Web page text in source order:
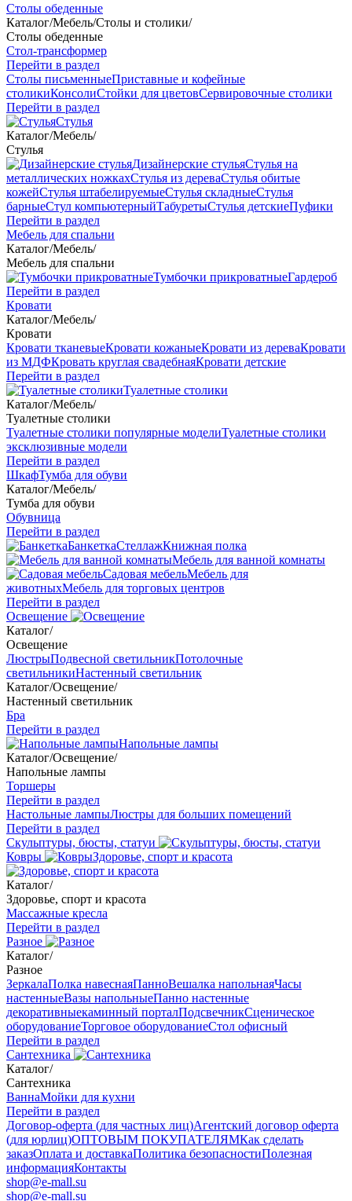
Столы обеденные
Каталог/Мебель/Столы и столики/
Столы обеденные
Стол-трансформер
Перейти в раздел
Столы письменныеПриставные и кофейные
столикиКонсолиСтойки для цветовСервировочные столики
Перейти в раздел
Стулья
Каталог/Мебель/
Стулья
Дизайнерские стульяСтулья на
металлических ножкахСтулья из дереваСтулья обитые
кожейСтулья штабелируемыеСтулья складныеСтулья
барныеСтул компьютерныйТабуретыСтулья детскиеПуфики
Перейти в раздел
Мебель для спальни
Каталог/Мебель/
Мебель для спальни
Тумбочки прикроватныеГардероб
Перейти в раздел
Кровати
Каталог/Мебель/
Кровати
Кровати тканевыеКровати кожаныеКровати из дереваКровати
из МДФКровать круглая свадебнаяКровати детские
Перейти в раздел
Туалетные столики
Каталог/Мебель/
Туалетные столики
Туалетные столики популярные моделиТуалетные столики
эксклюзивные модели
Перейти в раздел
ШкафТумба для обуви
Каталог/Мебель/
Тумба для обуви
Обувница
Перейти в раздел
БанкеткаСтеллажКнижная полка
Мебель для ванной комнаты
Садовая мебельМебель для
животныхМебель для торговых центров
Перейти в раздел
Освещение
Каталог/
Освещение
ЛюстрыПодвесной светильникПотолочные
светильникиНастенный светильник
Каталог/Освещение/
Настенный светильник
Бра
Перейти в раздел
Напольные лампы
Каталог/Освещение/
Напольные лампы
Торшеры
Перейти в раздел
Настольные лампыЛюстры для больших помещений
Перейти в раздел
Скульптуры, бюсты, статуи
Ковры
Здоровье, спорт и красота
Каталог/
Здоровье, спорт и красота
Массажные кресла
Перейти в раздел
Разное
Каталог/
Разное
ЗеркалаПолка навеснаяПанноВешалка напольнаяЧасы
настенныеВазы напольныеПанно настенные
декоративныекаминный порталПодсвечникСценическое
оборудованиеТорговое оборудованиеСтол офисный
Перейти в раздел
Сантехника
Каталог/
Сантехника
ВаннаМойки для кухни
Перейти в раздел
Договор-оферта (для частных лиц)Агентский договор оферта
(для юрлиц)ОПТОВЫМ ПОКУПАТЕЛЯМКак сделать
заказОплата и доставкаПолитика безопасностиПолезная
информацияКонтакты
shop@e-mall.su
shop@e-mall.su